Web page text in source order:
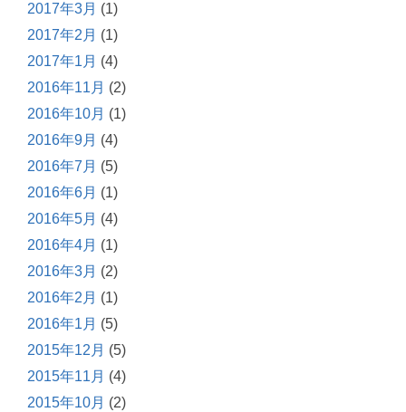
2017年3月 (1)
2017年2月 (1)
2017年1月 (4)
2016年11月 (2)
2016年10月 (1)
2016年9月 (4)
2016年7月 (5)
2016年6月 (1)
2016年5月 (4)
2016年4月 (1)
2016年3月 (2)
2016年2月 (1)
2016年1月 (5)
2015年12月 (5)
2015年11月 (4)
2015年10月 (2)